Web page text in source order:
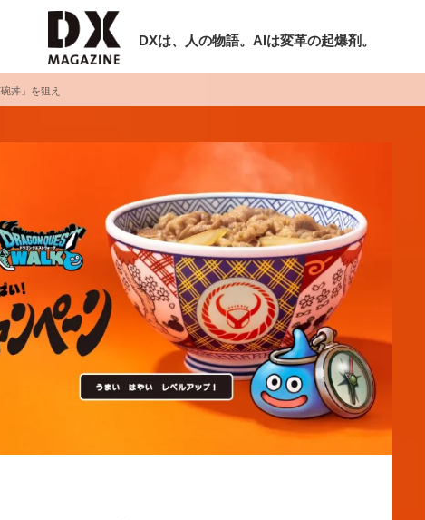
DXは、人の物語。AIは変革の起爆剤。
ニュース
ービスメニュー 日本オムニチャネル協会
トップページ
特集
動画
サイトマップ
お問い合わせ
個人情報保護法について
採用情報
現在開催予定のセミナー
セミナー
【8/12開催】「イノベーションを数値化
する」～投資される事業の基準と、終活
DX「SouSou」に学ぶ資金調達・巻き込
みのリアル～
2026-06-10
【9/30開催】AIで何でもできる時代に、
丼」を狙え